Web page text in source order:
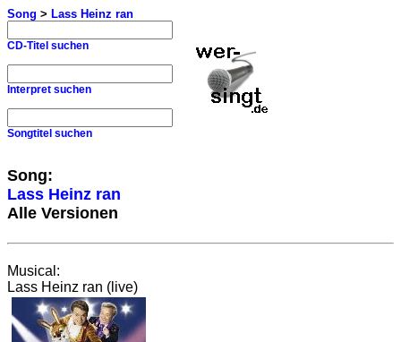
Song > Lass Heinz ran
CD-Titel suchen
Interpret suchen
Songtitel suchen
Song:
Lass Heinz ran
Alle Versionen
Musical:
Lass Heinz ran (live)